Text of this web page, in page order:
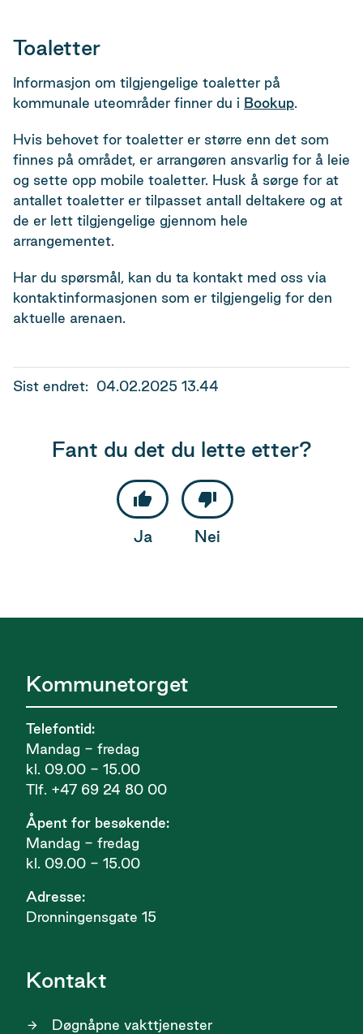
Toaletter
Informasjon om tilgjengelige toaletter på
kommunale uteområder finner du i Bookup
Hvis behovet for toaletter er større enn det som
finnes på området, er arrangøren ansvarlig for å leie
og sette opp mobile toaletter. Husk å sørge for at
antallet toaletter er tilpasset antall deltakere og at
de er lett tilgjengelige gjennom hele
arrangementet.
Har du spørsmål, kan du ta kontakt med oss via
kontaktinformasjonen som er tilgjengelig for den
aktuelle arenaen.
Sist endret 04.02.2025 13.44
Fant du det du lette etter?
Ja Nei
Kommunetorget
Telefontid:
Mandag - fredag
kl. 09.00 - 15.00
Tlf. +47 69 24 80 00
Åpent for besøkende:
Mandag - fredag
kl. 09.00 - 15.00
Adresse:
Dronningensgate 15
Kontakt
Døgnåpne vakttjenester